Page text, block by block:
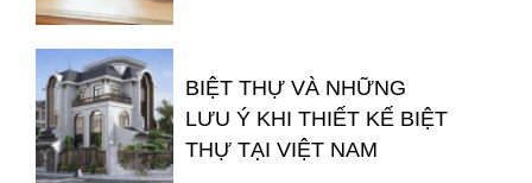
BIỆT THỰ VÀ NHỮNG
LƯU Ý KHI THIẾT KẾ BIỆT
THỰ TẠI VIỆT NAM